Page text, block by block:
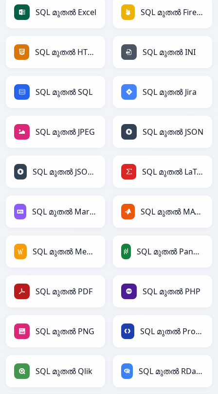
SQL മുതൽ Excel SQL മുതൽ Firebase
SQL മുതൽ HTML SQL മുതൽ INI
SQL മുതൽ SQL SQL മുതൽ Jira
SQL മുതൽ JPEG SQL മുതൽ JSON
SQL മുതൽ JSONLines SQL മുതൽ LaTeX
SQL മുതൽ Markdown SQL മുതൽ MATLAB
SQL മുതൽ MediaWiki SQL മുതൽ PandasDataFrame
SQL മുതൽ PDF SQL മുതൽ PHP
SQL മുതൽ PNG SQL മുതൽ Protobuf
SQL മുതൽ Qlik SQL മുതൽ RDataFrame